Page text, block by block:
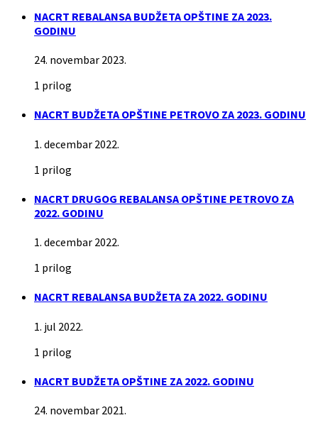
NACRT REBALANSA BUDŽETA OPŠTINE ZA 2023.
GODINU
24. novembar 2023.
1 prilog
NACRT BUDŽETA OPŠTINE PETROVO ZA 2023. GODINU
1. decembar 2022.
1 prilog
NACRT DRUGOG REBALANSA OPŠTINE PETROVO ZA
2022. GODINU
1. decembar 2022.
1 prilog
NACRT REBALANSA BUDŽETA ZA 2022. GODINU
1. jul 2022.
1 prilog
NACRT BUDŽETA OPŠTINE ZA 2022. GODINU
24. novembar 2021.